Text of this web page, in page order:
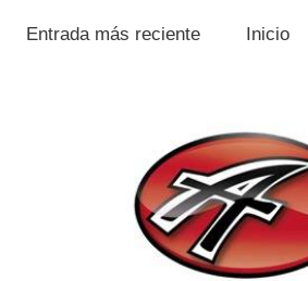
Entrada más reciente Inicio